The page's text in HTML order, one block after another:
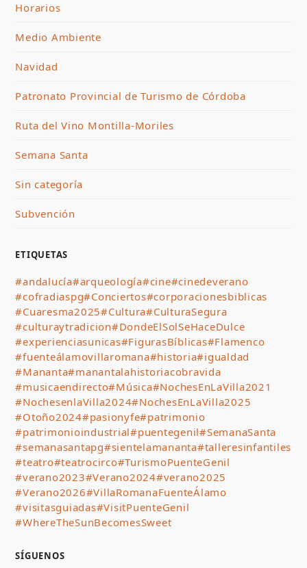
Horarios
Medio Ambiente
Navidad
Patronato Provincial de Turismo de Córdoba
Ruta del Vino Montilla-Moriles
Semana Santa
Sin categoría
Subvención
ETIQUETAS
#andalucía#arqueología#cine#cinedeverano
#cofradiaspg#Conciertos#corporacionesbiblicas
#Cuaresma2025#Cultura#CulturaSegura
#culturaytradicion#DondeElSolSeHaceDulce
#experienciasunicas#FigurasBíblicas#Flamenco
#fuenteálamovillaromana#historia#igualdad
#Mananta#manantalahistoriacobravida
#musicaendirecto#Música#NochesEnLaVilla2021
#NochesenlaVilla2024#NochesEnLaVilla2025
#Otoño2024#pasionyfe#patrimonio
#patrimonioindustrial#puentegenil#SemanaSanta
#semanasantapg#sientelamananta#talleresinfantiles
#teatro#teatrocirco#TurismoPuenteGenil
#verano2023#Verano2024#verano2025
#Verano2026#VillaRomanaFuenteÁlamo
#visitasguiadas#VisitPuenteGenil
#WhereTheSunBecomesSweet
SÍGUENOS